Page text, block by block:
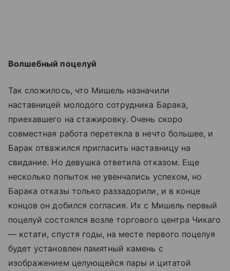
Волшебный поцелуй
Так сложилось, что Мишель назначили
наставницей молодого сотрудника Барака,
приехавшего на стажировку. Очень скоро
совместная работа перетекла в нечто большее, и
Барак отважился пригласить наставницу на
свидание. Но девушка ответила отказом. Еще
несколько попыток не увенчались успехом, но
Барака отказы только раззадорили, и в конце
концов он добился согласия. Их с Мишель первый
поцелуй состоялся возле торгового центра Чикаго
— кстати, спустя годы, на месте первого поцелуя
будет установлен памятный камень с
изображением целующейся пары и цитатой